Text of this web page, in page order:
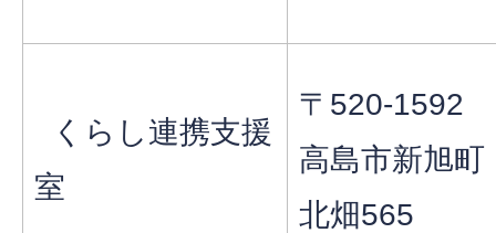
くらし連携支援
室
〒520-1592
高島市新旭町
北畑565